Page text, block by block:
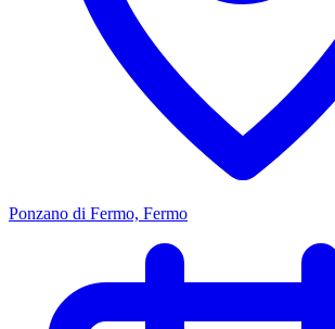
Ponzano di Fermo, Fermo